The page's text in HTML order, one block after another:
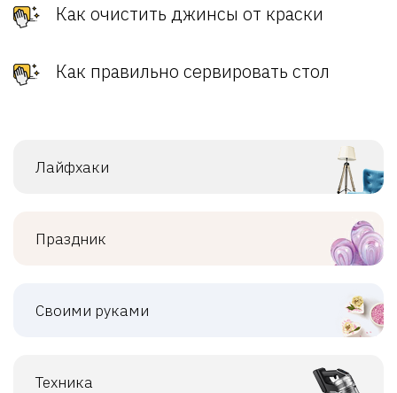
Как очистить джинсы от краски
Как правильно сервировать стол
Лайфхаки
Праздник
Своими руками
Техника